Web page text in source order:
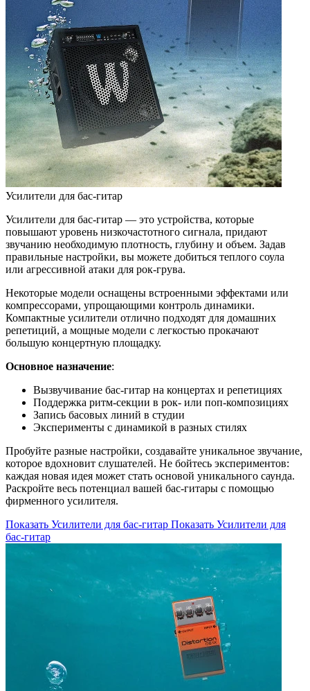
Усилители для бас-гитар
Усилители для бас-гитар — это устройства, которые
повышают уровень низкочастотного сигнала, придают
звучанию необходимую плотность, глубину и объем. Задав
правильные настройки, вы можете добиться теплого соула
или агрессивной атаки для рок-грува.
Некоторые модели оснащены встроенными эффектами или
компрессорами, упрощающими контроль динамики.
Компактные усилители отлично подходят для домашних
репетиций, а мощные модели с легкостью прокачают
большую концертную площадку.
Основное назначение:
Вызвучивание бас-гитар на концертах и репетициях
Поддержка ритм-секции в рок- или поп-композициях
Запись басовых линий в студии
Эксперименты с динамикой в разных стилях
Пробуйте разные настройки, создавайте уникальное звучание,
которое вдохновит слушателей. Не бойтесь экспериментов:
каждая новая идея может стать основой уникального саунда.
Раскройте весь потенциал вашей бас-гитары с помощью
фирменного усилителя.
Показать Усилители для бас-гитар Показать Усилители для
бас-гитар